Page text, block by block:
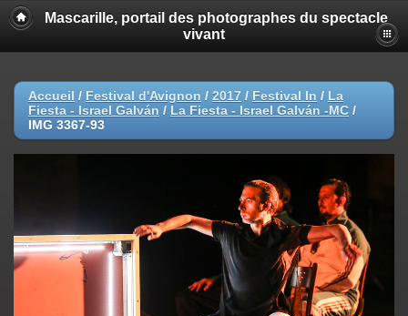
Mascarille, portail des photographes du spectacle
vivant
Accueil / Festival d'Avignon / 2017 / Festival In / La
Fiesta - Israel Galván / La Fiesta - Israel Galván -MC /
IMG 3367-93